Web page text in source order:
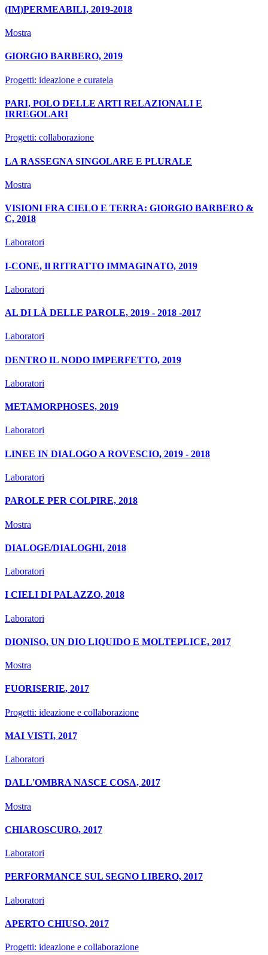
(IM)PERMEABILI, 2019-2018
Mostra
GIORGIO BARBERO, 2019
Progetti: ideazione e curatela
PARI, POLO DELLE ARTI RELAZIONALI E
IRREGOLARI
Progetti: collaborazione
LA RASSEGNA SINGOLARE E PLURALE
Mostra
VISIONI FRA CIELO E TERRA: GIORGIO BARBERO &
C, 2018
Laboratori
I-CONE, Il RITRATTO IMMAGINATO, 2019
Laboratori
AL DI LÀ DELLE PAROLE, 2019 - 2018 -2017
Laboratori
DENTRO IL NODO IMPERFETTO, 2019
Laboratori
METAMORPHOSES, 2019
Laboratori
LINEE IN DIALOGO A ROVESCIO, 2019 - 2018
Laboratori
PAROLE PER COLPIRE, 2018
Mostra
DIALOGE/DIALOGHI, 2018
Laboratori
I CIELI DI PALAZZO, 2018
Laboratori
DIONISO, UN DIO LIQUIDO E MOLTEPLICE, 2017
Mostra
FUORISERIE, 2017
Progetti: ideazione e collaborazione
MAI VISTI, 2017
Laboratori
DALL'OMBRA NASCE COSA, 2017
Mostra
CHIAROSCURO, 2017
Laboratori
PERFORMANCE SUL SEGNO LIBERO, 2017
Laboratori
APERTO CHIUSO, 2017
Progetti: ideazione e collaborazione